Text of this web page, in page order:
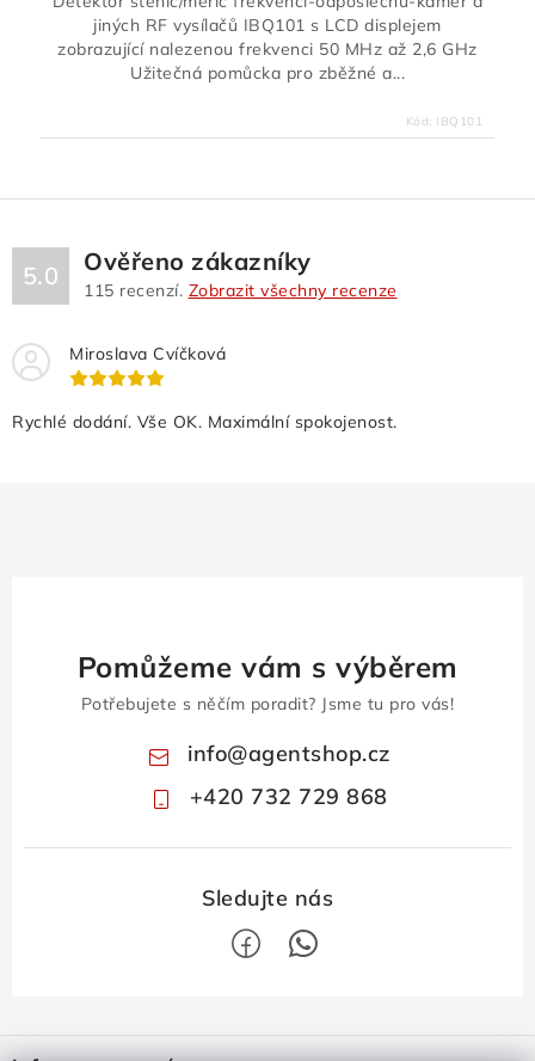
jiných RF vysílačů IBQ101 s LCD displejem
zobrazující nalezenou frekvenci 50 MHz až 2,6 GHz
Užitečná pomůcka pro zběžné a...
Kód: IBQ101
5.0 Ověřeno zákazníky
115 recenzí. Zobrazit všechny recenze
Miroslava Cvíčková
Rychlé dodání. Vše OK. Maximální spokojenost.
Pomůžeme vám s výběrem
Potřebujete s něčím poradit? Jsme tu pro vás!
info@agentshop.cz
+420 732 729 868
á